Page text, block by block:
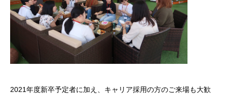
2021年度新卒予定者に加え、キャリア採用の方のご来場も大歓